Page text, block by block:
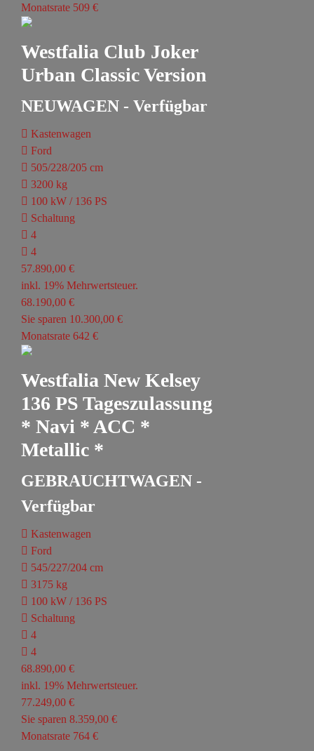
Monatsrate 509 €
Westfalia Club Joker
Urban Classic Version
NEUWAGEN - Verfügbar
Kastenwagen
Ford
505/228/205 cm
3200 kg
100 kW / 136 PS
Schaltung
4
4
57.890,00 €
inkl. 19% Mehrwertsteuer.
68.190,00 €
Sie sparen 10.300,00 €
Monatsrate 642 €
Westfalia New Kelsey
136 PS Tageszulassung
* Navi * ACC *
Metallic *
GEBRAUCHTWAGEN -
Verfügbar
Kastenwagen
Ford
545/227/204 cm
3175 kg
100 kW / 136 PS
Schaltung
4
4
68.890,00 €
inkl. 19% Mehrwertsteuer.
77.249,00 €
Sie sparen 8.359,00 €
Monatsrate 764 €